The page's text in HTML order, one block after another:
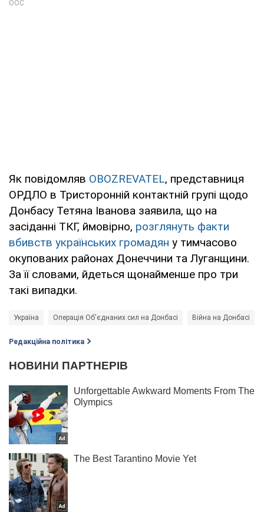
Як повідомляв OBOZREVATEL, представниця
ОРДЛО в Тристоронній контактній групі щодо
Донбасу Тетяна Іванова заявила, що на
засіданні ТКГ, ймовірно, розглянуть факти
вбивств українських громадян у тимчасово
окупованих районах Донеччини та Луганщини.
За її словами, йдеться щонайменше про три
такі випадки.
Україна Операція Об'єднаних сил на Донбасі Війна на Донбасі
Редакційна політика